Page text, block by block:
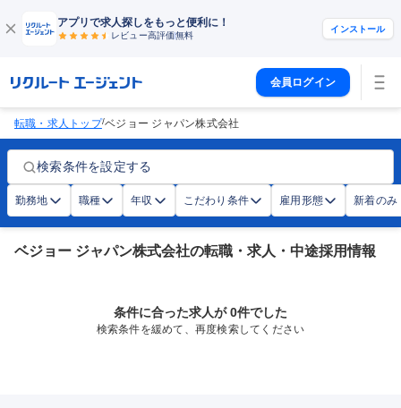
アプリで求人探しをもっと便利に！
レビュー高評価無料
インストール
会員ログイン
転職・求人トップ/ベジョー ジャパン株式会社
検索条件を設定する
勤務地 職種 年収 こだわり条件 雇用形態 新着のみ
ベジョー ジャパン株式会社の転職・求人・中途採用情報
条件に合った求人が 0件でした
検索条件を緩めて、再度検索してください